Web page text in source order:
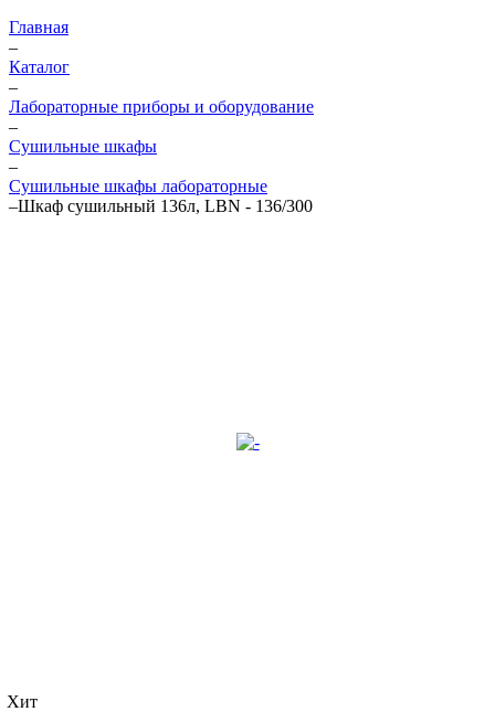
Главная
–
Каталог
–
Лабораторные приборы и оборудование
–
Сушильные шкафы
–
Сушильные шкафы лабораторные
–Шкаф сушильный 136л, LBN - 136/300
Хит